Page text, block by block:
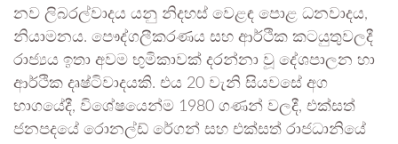
නව ලිබරල්වාදය යනු නිදහස් වෙළඳ පොළ ධනවාදය,
නියාමනය. පෞද්ගලීකරණය සහ ආර්ථික කටයුතුවලදී
රාජ්‍යය ඉතා අවම භුමිකාවක් දරන්නා වූ දේශපාලන හා
ආර්ථික දෘෂ්ටිවාදයකි. එය 20 වැනි සියවසේ අග
භාගයේදී, විශේෂයෙන්ම 1980 ගණන් වලදී, එක්සත්
ජනපදයේ රොනල්ඩ් රේගන් සහ එක්සත් රාජධානියේ